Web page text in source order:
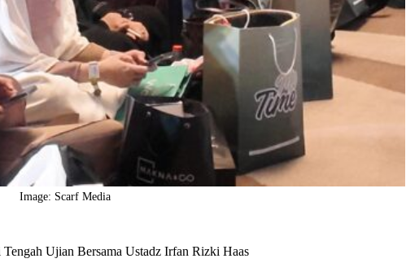
Image: Scarf Media
Ujian Bersama Ustadz Irfan Rizki Haas